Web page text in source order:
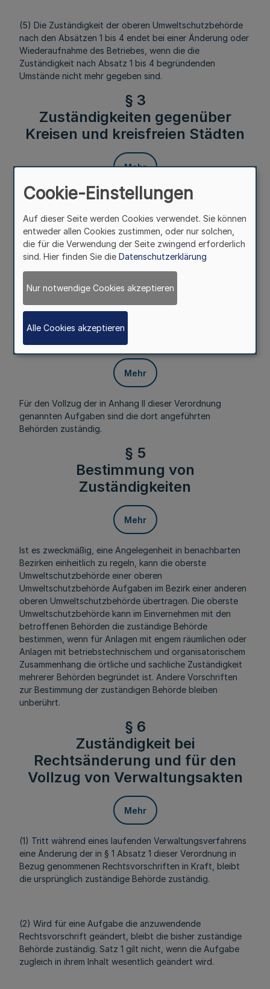
(5) Die Zuständigkeit der oberen Umweltschutzbehörde
nach den Absätzen 1 bis 4 endet bei einer Änderung oder
Wiederaufnahme des Betriebes, wenn die die
Zuständigkeit nach Absatz 1 bis 4 begründenden
Umstände nicht mehr gegeben sind.
§ 3
Zuständigkeiten gegenüber
Kreisen und kreisfreien Städten
Mehr
Für den Vollzug der unter § 1 Absatz 1 genannten
Städten ist die Bezirksregierung zuständig, soweit in
Anhang II nichts anderes bestimmt ist. Gegenüber einem
Unternehmen oder einer Einrichtung in Gesellschaftsform
findet Satz 1 nur Anwendung, wenn einem Kreis oder
einer kreisfreien Stadt mehr als 50 Prozent der Anteile an
dem Unternehmen oder der Einrichtung in
Weitere Zuständigkeiten
Mehr
Für den Vollzug der in Anhang II dieser Verordnung
genannten Aufgaben sind die dort angeführten
Behörden zuständig.
§ 5
Bestimmung von
Zuständigkeiten
Mehr
Ist es zweckmäßig, eine Angelegenheit in benachbarten
Bezirken einheitlich zu regeln, kann die oberste
Umweltschutzbehörde einer oberen
Umweltschutzbehörde Aufgaben im Bezirk einer anderen
oberen Umweltschutzbehörde übertragen. Die oberste
Umweltschutzbehörde kann im Einvernehmen mit den
betroffenen Behörden die zuständige Behörde
bestimmen, wenn für Anlagen mit engem räumlichen oder
Anlagen mit betriebstechnischem und organisatorischem
Zusammenhang die örtliche und sachliche Zuständigkeit
mehrerer Behörden begründet ist. Andere Vorschriften
zur Bestimmung der zuständigen Behörde bleiben
unberührt.
§ 6
Zuständigkeit bei
Rechtsänderung und für den
Vollzug von Verwaltungsakten
Mehr
(1) Tritt während eines laufenden Verwaltungsverfahrens
eine Änderung der in § 1 Absatz 1 dieser Verordnung in
Bezug genommenen Rechtsvorschriften in Kraft, bleibt
die ursprünglich zuständige Behörde zuständig.
(2) Wird für eine Aufgabe die anzuwendende
Rechtsvorschrift geändert, bleibt die bisher zuständige
Behörde zuständig. Satz 1 gilt nicht, wenn die Aufgabe
zugleich in ihrem Inhalt wesentlich geändert wird.
Cookie-Einstellungen
Auf dieser Seite werden Cookies verwendet. Sie können
entweder allen Cookies zustimmen, oder nur solchen,
die für die Verwendung der Seite zwingend erforderlich
sind. Hier finden Sie die Datenschutzerklärung
Nur notwendige Cookies akzeptieren
Alle Cookies akzeptieren